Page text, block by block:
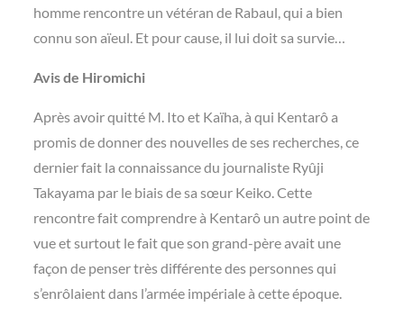
homme rencontre un vétéran de Rabaul, qui a bien
connu son aïeul. Et pour cause, il lui doit sa survie…
Avis de Hiromichi
Après avoir quitté M. Ito et Kaïha, à qui Kentarô a
promis de donner des nouvelles de ses recherches, ce
dernier fait la connaissance du journaliste Ryûji
Takayama par le biais de sa sœur Keiko. Cette
rencontre fait comprendre à Kentarô un autre point de
vue et surtout le fait que son grand-père avait une
façon de penser très différente des personnes qui
s’enrôlaient dans l’armée impériale à cette époque.